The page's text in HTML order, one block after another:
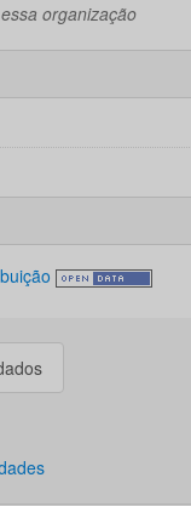
organização